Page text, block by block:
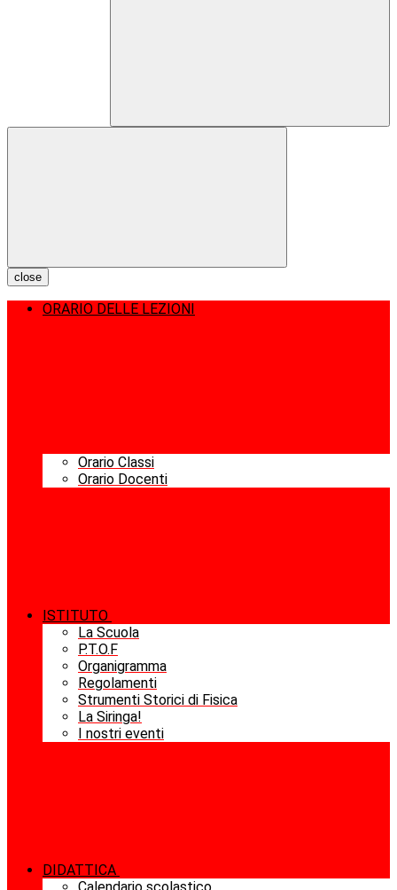
close
ORARIO DELLE LEZIONI
Orario Classi
Orario Docenti
ISTITUTO
La Scuola
P.T.O.F
Organigramma
Regolamenti
Strumenti Storici di Fisica
La Siringa!
I nostri eventi
DIDATTICA